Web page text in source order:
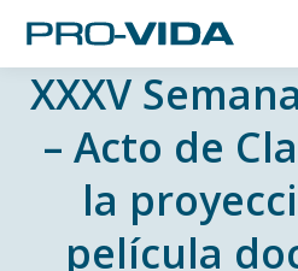
XXXV
– Acto de
la
película